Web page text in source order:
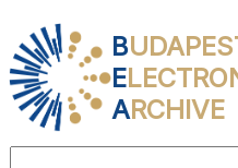
B
E
ARCHIVE